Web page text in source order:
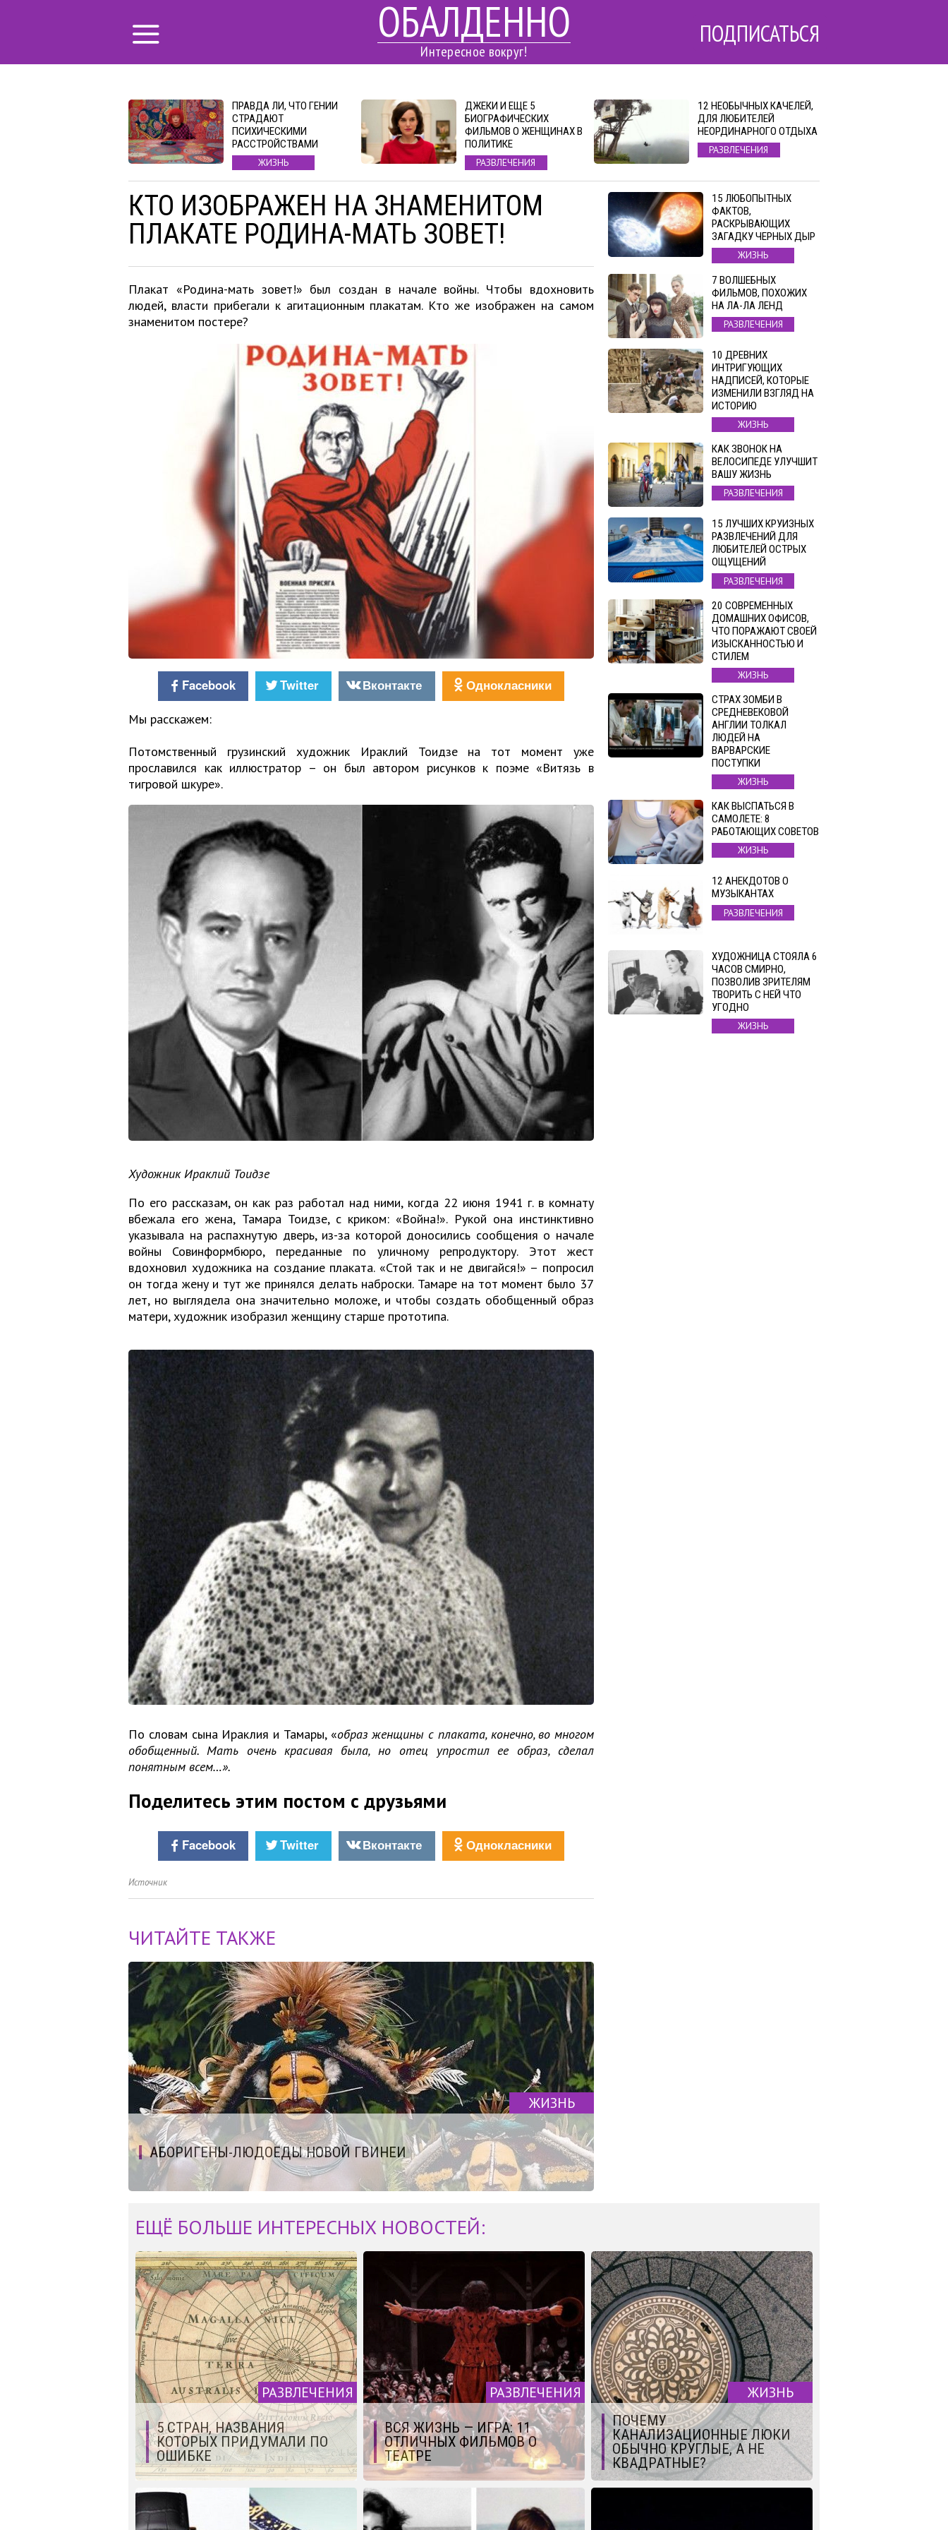
ОБАЛДЕННО
Интересное вокруг!
ПОДПИСАТЬСЯ
ПРАВДА ЛИ, ЧТО ГЕНИИ
СТРАДАЮТ
ПСИХИЧЕСКИМИ
РАССТРОЙСТВАМИ
ЖИЗНЬ
ДЖЕКИ И ЕЩЕ 5
БИОГРАФИЧЕСКИХ
ФИЛЬМОВ О ЖЕНЩИНАХ В
ПОЛИТИКЕ
РАЗВЛЕЧЕНИЯ
12 НЕОБЫЧНЫХ КАЧЕЛЕЙ,
ДЛЯ ЛЮБИТЕЛЕЙ
НЕОРДИНАРНОГО ОТДЫХА
РАЗВЛЕЧЕНИЯ
КТО ИЗОБРАЖЕН НА ЗНАМЕНИТОМ
ПЛАКАТЕ РОДИНА-МАТЬ ЗОВЕТ!
Плакат «Родина-мать зовет!» был создан в начале войны. Чтобы вдохновить
людей, власти прибегали к агитационным плакатам. Кто же изображен на самом
знаменитом постере?
Facebook Twitter Вконтакте Однокласники
Мы расскажем:
Потомственный грузинский художник Ираклий Тоидзе на тот момент уже
прославился как иллюстратор – он был автором рисунков к поэме «Витязь в
тигровой шкуре».
Художник Ираклий Тоидзе
По его рассказам, он как раз работал над ними, когда 22 июня 1941 г. в комнату
вбежала его жена, Тамара Тоидзе, с криком: «Война!». Рукой она инстинктивно
указывала на распахнутую дверь, из-за которой доносились сообщения о начале
войны Совинформбюро, переданные по уличному репродуктору. Этот жест
вдохновил художника на создание плаката. «Стой так и не двигайся!» – попросил
он тогда жену и тут же принялся делать наброски. Тамаре на тот момент было 37
лет, но выглядела она значительно моложе, и чтобы создать обобщенный образ
матери, художник изобразил женщину старше прототипа.
По словам сына Ираклия и Тамары, «образ женщины с плаката, конечно, во многом
обобщенный. Мать очень красивая была, но отец упростил ее образ, сделал
понятным всем…».
Поделитесь этим постом с друзьями
Facebook Twitter Вконтакте Однокласники
Источник
ЧИТАЙТЕ ТАКЖЕ
ЖИЗНЬ
АБОРИГЕНЫ-ЛЮДОЕДЫ НОВОЙ ГВИНЕИ
15 ЛЮБОПЫТНЫХ
ФАКТОВ,
РАСКРЫВАЮЩИХ
ЗАГАДКУ ЧЕРНЫХ ДЫР
ЖИЗНЬ
7 ВОЛШЕБНЫХ
ФИЛЬМОВ, ПОХОЖИХ
НА ЛА-ЛА ЛЕНД
РАЗВЛЕЧЕНИЯ
10 ДРЕВНИХ
ИНТРИГУЮЩИХ
НАДПИСЕЙ, КОТОРЫЕ
ИЗМЕНИЛИ ВЗГЛЯД НА
ИСТОРИЮ
ЖИЗНЬ
КАК ЗВОНОК НА
ВЕЛОСИПЕДЕ УЛУЧШИТ
ВАШУ ЖИЗНЬ
РАЗВЛЕЧЕНИЯ
15 ЛУЧШИХ КРУИЗНЫХ
РАЗВЛЕЧЕНИЙ ДЛЯ
ЛЮБИТЕЛЕЙ ОСТРЫХ
ОЩУЩЕНИЙ
РАЗВЛЕЧЕНИЯ
20 СОВРЕМЕННЫХ
ДОМАШНИХ ОФИСОВ,
ЧТО ПОРАЖАЮТ СВОЕЙ
ИЗЫСКАННОСТЬЮ И
СТИЛЕМ
ЖИЗНЬ
СТРАХ ЗОМБИ В
СРЕДНЕВЕКОВОЙ
АНГЛИИ ТОЛКАЛ
ЛЮДЕЙ НА
ВАРВАРСКИЕ
ПОСТУПКИ
ЖИЗНЬ
КАК ВЫСПАТЬСЯ В
САМОЛЕТЕ: 8
РАБОТАЮЩИХ СОВЕТОВ
ЖИЗНЬ
12 АНЕКДОТОВ О
МУЗЫКАНТАХ
РАЗВЛЕЧЕНИЯ
ХУДОЖНИЦА СТОЯЛА 6
ЧАСОВ СМИРНО,
ПОЗВОЛИВ ЗРИТЕЛЯМ
ТВОРИТЬ С НЕЙ ЧТО
УГОДНО
ЖИЗНЬ
ЕЩЁ БОЛЬШЕ ИНТЕРЕСНЫХ НОВОСТЕЙ:
РАЗВЛЕЧЕНИЯ
5 СТРАН, НАЗВАНИЯ
КОТОРЫХ ПРИДУМАЛИ ПО
ОШИБКЕ
РАЗВЛЕЧЕНИЯ
ВСЯ ЖИЗНЬ — ИГРА: 11
ОТЛИЧНЫХ ФИЛЬМОВ О
ТЕАТРЕ
ЖИЗНЬ
ПОЧЕМУ
КАНАЛИЗАЦИОННЫЕ ЛЮКИ
ОБЫЧНО КРУГЛЫЕ, А НЕ
КВАДРАТНЫЕ?